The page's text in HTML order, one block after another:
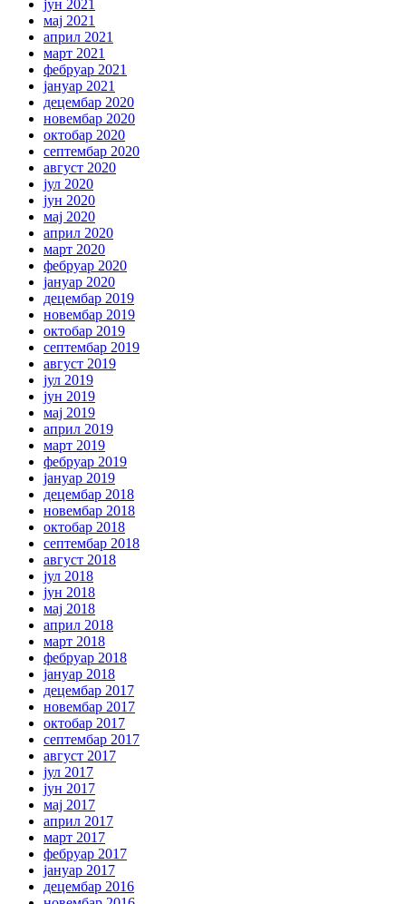
јун 2021
мај 2021
април 2021
март 2021
фебруар 2021
јануар 2021
децембар 2020
новембар 2020
октобар 2020
септембар 2020
август 2020
јул 2020
јун 2020
мај 2020
април 2020
март 2020
фебруар 2020
јануар 2020
децембар 2019
новембар 2019
октобар 2019
септембар 2019
август 2019
јул 2019
јун 2019
мај 2019
април 2019
март 2019
фебруар 2019
јануар 2019
децембар 2018
новембар 2018
октобар 2018
септембар 2018
август 2018
јул 2018
јун 2018
мај 2018
април 2018
март 2018
фебруар 2018
јануар 2018
децембар 2017
новембар 2017
октобар 2017
септембар 2017
август 2017
јул 2017
јун 2017
мај 2017
април 2017
март 2017
фебруар 2017
јануар 2017
децембар 2016